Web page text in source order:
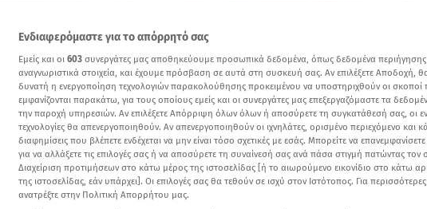
Ενδιαφερόμαστε για το απόρρητό σας
Εμείς και οι 603 συνεργάτες μας αποθηκεύουμε προσωπικά δεδομένα, όπως δεδομένα
αναγνωριστικά στοιχεία, και έχουμε πρόσβαση σε αυτά στη συσκευή σας. Αν επιλέξετε Αποδοχή,
δυνατή η ενεργοποίηση τεχνολογιών παρακολούθησης προκειμένου να υποστηριχθούν οι σκοποί
εμφανίζονται παρακάτω, για τους οποίους εμείς και οι συνεργάτες μας επεξεργαζόμαστε τα
την παροχή υπηρεσιών. Αν επιλέξετε Απόρριψη όλων όλων ή αποσύρετε τη συγκατάθεσή σας, οι
τεχνολογίες θα απενεργοποιηθούν. Αν απενεργοποιηθούν οι ιχνηλάτες, ορισμένο περιεχόμενο και
διαφημίσεις που βλέπετε ενδέχεται να μην είναι τόσο σχετικές με εσάς. Μπορείτε να
για να αλλάξετε τις επιλογές σας ή να αποσύρετε τη συναίνεσή σας ανά πάσα στιγμή πατώντας τον
Διαχείριση προτιμήσεων στο κάτω μέρος της ιστοσελίδας [ή το αιωρούμενο εικονίδιο στο κάτω
της ιστοσελίδας, εάν υπάρχει]. Οι επιλογές σας θα τεθούν σε ισχύ στον Ιστότοπος. Για
ανατρέξτε στην Πολιτική Απορρήτου μας.